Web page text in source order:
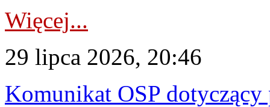
Więcej...
29 lipca 2026, 20:46
Komunikat OSP